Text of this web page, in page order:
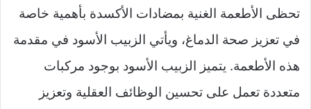
تحظى الأطعمة الغنية بمضادات الأكسدة بأهمية خاصة
في تعزيز صحة الدماغ، ويأتي الزبيب الأسود في مقدمة
هذه الأطعمة. يتميز الزبيب الأسود بوجود مركبات
متعددة تعمل على تحسين الوظائف العقلية وتعزيز